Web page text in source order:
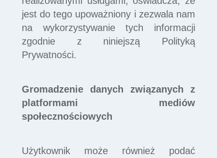
jest do tego upoważniony i zezwala nam
na wykorzystywanie tych informacji
zgodnie z niniejszą Polityką
Prywatności.
Gromadzenie danych związanych z
platformami mediów
społecznościowych
Użytkownik może również podać